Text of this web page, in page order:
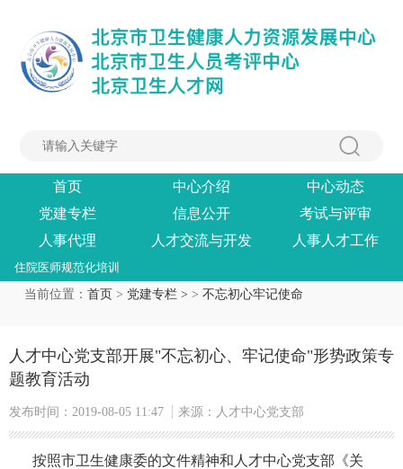
首页 中心介绍
中心动态
党建专栏
信息公开
考试与评审
人事代理
人才交流与开发 人事人才工作
住院医师规范化培训
当前位置： 首页 > 党建专栏 > > 不忘初心牢记使命
人才中心党支部开展"不忘初心、牢记使命"形势政策专
题教育活动
发布时间：2019-08-05 11:47 来源：人才中心党支部
按照市卫生健康委的文件精神和人才中心党支部《关